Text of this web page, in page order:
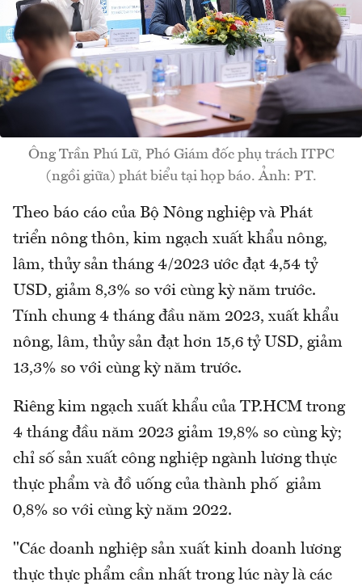
Ông Trần Phú Lữ, Phó Giám đốc phụ trách ITPC
(ngồi giữa) phát biểu tại họp báo. Ảnh: PT.
Theo báo cáo của Bộ Nông nghiệp và Phát
triển nông thôn, kim ngạch xuất khẩu nông,
lâm, thủy sản tháng 4/2023 ước đạt 4,54 tỷ
USD, giảm 8,3% so với cùng kỳ năm trước.
Tính chung 4 tháng đầu năm 2023, xuất khẩu
nông, lâm, thủy sản đạt hơn 15,6 tỷ USD, giảm
13,3% so với cùng kỳ năm trước.
Riêng kim ngạch xuất khẩu của TP.HCM trong
4 tháng đầu năm 2023 giảm 19,8% so cùng kỳ;
chỉ số sản xuất công nghiệp ngành lương thực
thực phẩm và đồ uống của thành phố giảm
0,8% so với cùng kỳ năm 2022.
"Các doanh nghiệp sản xuất kinh doanh lương
thực thực phẩm cần nhất trong lúc này là các